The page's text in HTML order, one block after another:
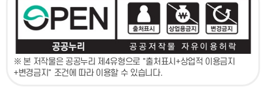
※ 본 저작물은 공공누리 제4유형으로 "출처표시+상업적 이용금지
+변경금지" 조건에 따라 이용할 수 있습니다.